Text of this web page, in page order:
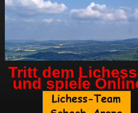
Tritt dem
und spiele